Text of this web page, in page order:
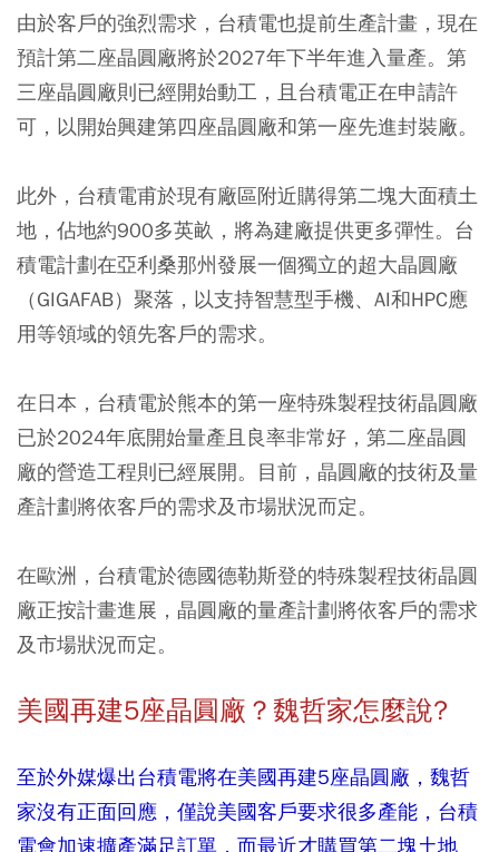
由於客戶的強烈需求，台積電也提前生產計畫，現在
預計第二座晶圓廠將於2027年下半年進入量產。第
三座晶圓廠則已經開始動工，且台積電正在申請許
可，以開始興建第四座晶圓廠和第一座先進封裝廠。
此外，台積電甫於現有廠區附近購得第二塊大面積土
地，佔地約900多英畝，將為建廠提供更多彈性。台
積電計劃在亞利桑那州發展一個獨立的超大晶圓廠
（GIGAFAB）聚落，以支持智慧型手機、AI和HPC應
用等領域的領先客戶的需求。
在日本，台積電於熊本的第一座特殊製程技術晶圓廠
已於2024年底開始量產且良率非常好，第二座晶圓
廠的營造工程則已經展開。目前，晶圓廠的技術及量
產計劃將依客戶的需求及市場狀況而定。
在歐洲，台積電於德國德勒斯登的特殊製程技術晶圓
廠正按計畫進展，晶圓廠的量產計劃將依客戶的需求
及市場狀況而定。
美國再建5座晶圓廠？魏哲家怎麼說?
至於外媒爆出台積電將在美國再建5座晶圓廠，魏哲
家沒有正面回應，僅說美國客戶要求很多產能，台積
電會加速擴產滿足訂單，而最近才購買第二塊土地